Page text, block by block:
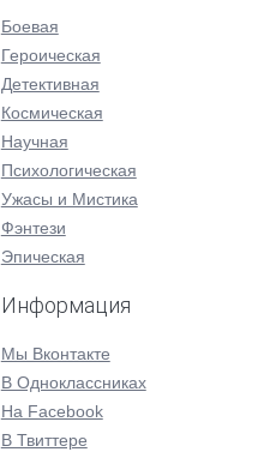
Боевая
Героическая
Детективная
Космическая
Научная
Психологическая
Ужасы и Мистика
Фэнтези
Эпическая
Информация
Мы Вконтакте
В Одноклассниках
На Facebook
В Твиттере